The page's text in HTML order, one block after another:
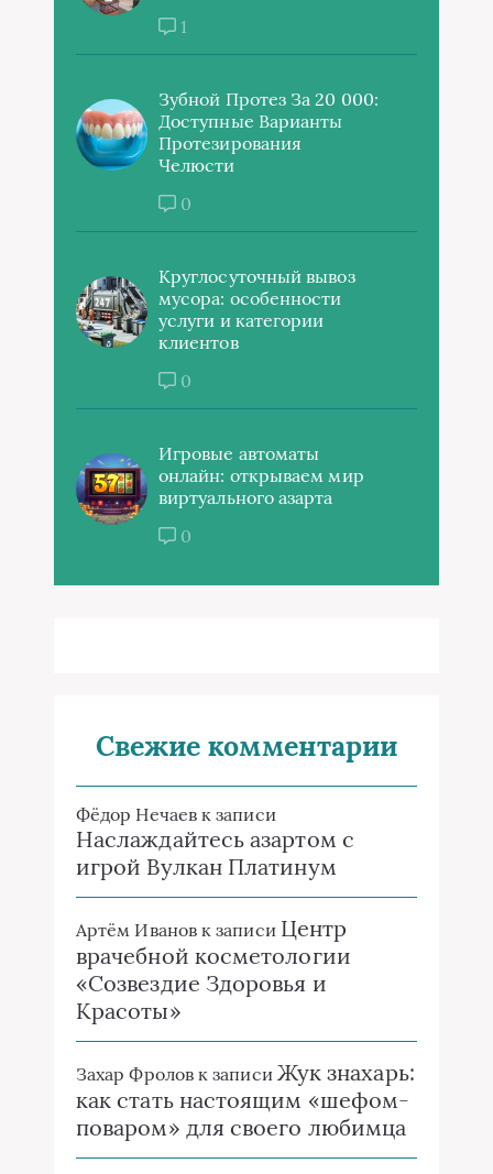
1
Зубной Протез За 20 000:
Доступные Варианты
Протезирования
Челюсти
0
Круглосуточный вывоз
мусора: особенности
услуги и категории
клиентов
0
Игровые автоматы
онлайн: открываем мир
виртуального азарта
0
Свежие комментарии
Фёдор Нечаевк записи
Наслаждайтесь азартом с
игрой Вулкан Платинум
Артём Ивановк записи Центр
врачебной косметологии
«Созвездие Здоровья и
Красоты»
Захар Фроловк записи Жук знахарь:
как стать настоящим «шефом-
поваром» для своего любимца